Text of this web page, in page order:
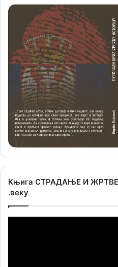
Књига СТРАДАЊЕ И
.веку